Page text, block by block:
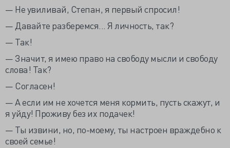
— Не увиливай, Степан, я первый спросил!
— Давайте разберемся... Я личность, так?
— Так!
— Значит, я имею право на свободу мысли и свободу
слова! Так?
— Согласен!
— А если им не хочется меня кормить, пусть скажут, и
я уйду! Проживу без их подачек!
— Ты извини, но, по-моему, ты настроен враждебно к
своей семье!